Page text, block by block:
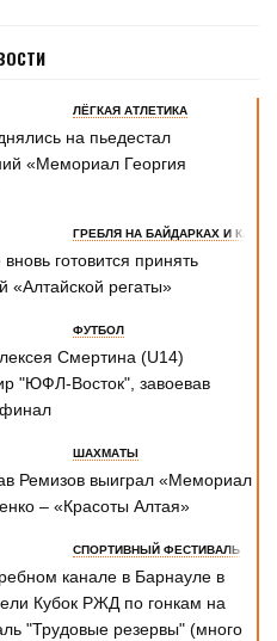
ЛЁГКАЯ АТЛЕТИКА
на пьедестал
«Мемориал Георгия
ГРЕБЛЯ НА БАЙДАРКАХ И КАНОЭ
готовится принять
«Алтайской регаты»
ФУТБОЛ
Смертина (U14)
"ЮФЛ-Восток", завоевав
финал
ШАХМАТЫ
Ремизов выиграл «Мемориал
– «Красоты Алтая»
СПОРТИВНЫЙ ФЕСТИВАЛЬ
канале в Барнауле в
Кубок РЖД по гонкам на
"Трудовые резервы" (много